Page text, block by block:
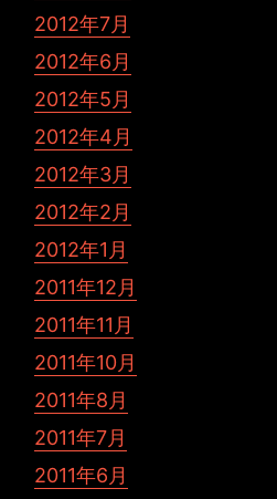
2012年7月
2012年6月
2012年5月
2012年4月
2012年3月
2012年2月
2012年1月
2011年12月
2011年11月
2011年10月
2011年8月
2011年7月
2011年6月